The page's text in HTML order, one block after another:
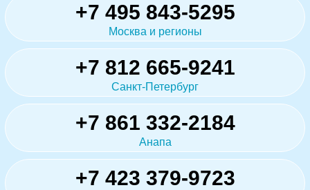
+7 495 843-5295
Москва и регионы
+7 812 665-9241
Санкт-Петербург
+7 861 332-2184
Анапа
+7 423 379-9723